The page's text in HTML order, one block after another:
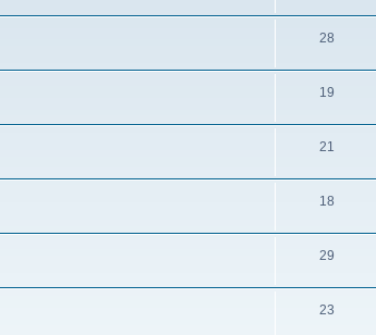
28
19
21
18
29
23